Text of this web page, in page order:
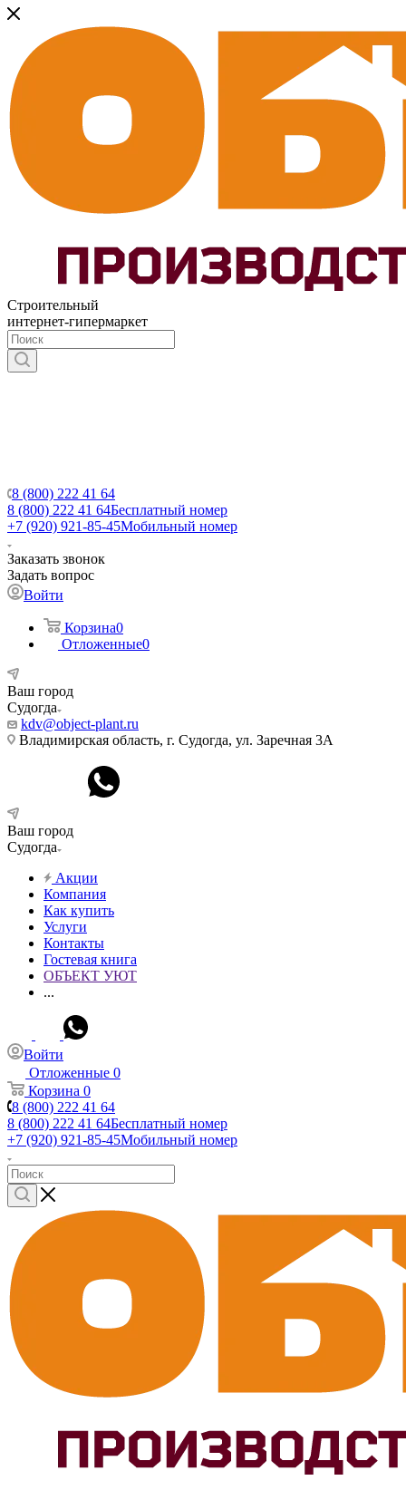
Строительный
интернет-гипермаркет
8 (800) 222 41 64
8 (800) 222 41 64Бесплатный номер
+7 (920) 921-85-45Мобильный номер
Заказать звонок
Задать вопрос
Войти
Корзина0
Отложенные0
Ваш город
Судогда
kdv@object-plant.ru
Владимирская область, г. Судогда, ул. Заречная 3А
Ваш город
Судогда
Акции
Компания
Как купить
Услуги
Контакты
Гостевая книга
ОБЪЕКТ УЮТ
...
Войти
Отложенные 0
Корзина 0
8 (800) 222 41 64
8 (800) 222 41 64Бесплатный номер
+7 (920) 921-85-45Мобильный номер